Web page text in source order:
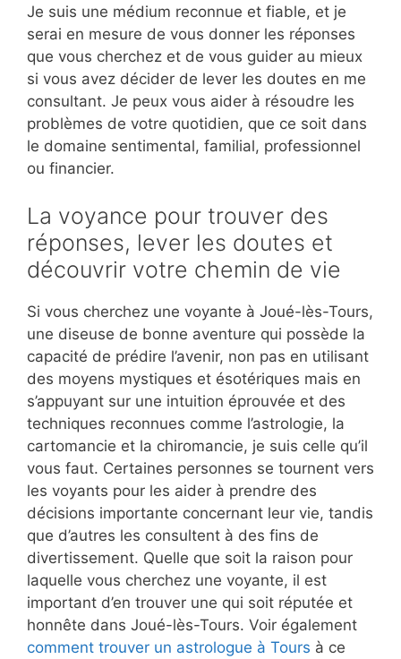
Je suis une médium reconnue et fiable, et je
serai en mesure de vous donner les réponses
que vous cherchez et de vous guider au mieux
si vous avez décider de lever les doutes en me
consultant. Je peux vous aider à résoudre les
problèmes de votre quotidien, que ce soit dans
le domaine sentimental, familial, professionnel
ou financier.
La voyance pour trouver des
réponses, lever les doutes et
découvrir votre chemin de vie
Si vous cherchez une voyante à Joué-lès-Tours,
une diseuse de bonne aventure qui possède la
capacité de prédire l’avenir, non pas en utilisant
des moyens mystiques et ésotériques mais en
s’appuyant sur une intuition éprouvée et des
techniques reconnues comme l’astrologie, la
cartomancie et la chiromancie, je suis celle qu’il
vous faut. Certaines personnes se tournent vers
les voyants pour les aider à prendre des
décisions importante concernant leur vie, tandis
que d’autres les consultent à des fins de
divertissement. Quelle que soit la raison pour
laquelle vous cherchez une voyante, il est
important d’en trouver une qui soit réputée et
honnête dans Joué-lès-Tours. Voir également
comment trouver un astrologue à Tours à ce